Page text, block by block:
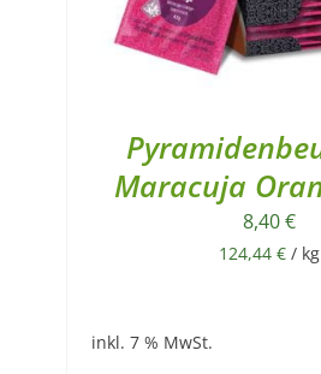
Maracuja
8,40€
124,44 € / kg
inkl. 7 % MwSt.